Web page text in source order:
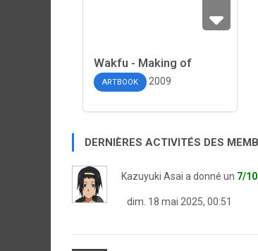
Wakfu - Making of
ARTBOOK 2009
DERNIÈRES ACTIVITÉS DES
Kazuyuki Asai a donné un 7/10
dim. 18 mai 2025, 00:51